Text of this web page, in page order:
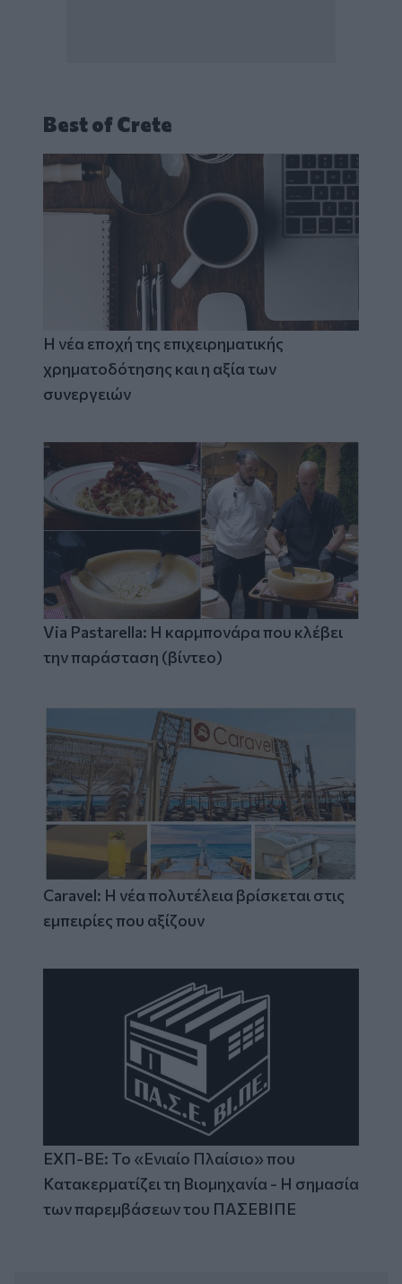
Best of Crete
Η νέα εποχή της επιχειρηματικής
χρηματοδότησης και η αξία των
συνεργειών
Via Pastarella: Η καρμπονάρα που κλέβει
την παράσταση (βίντεο)
Caravel: Η νέα πολυτέλεια βρίσκεται στις
εμπειρίες που αξίζουν
ΕΧΠ-ΒΕ: Το «Ενιαίο Πλαίσιο» που
Κατακερματίζει τη Βιομηχανία - Η σημασία
των παρεμβάσεων του ΠΑΣΕΒΙΠΕ